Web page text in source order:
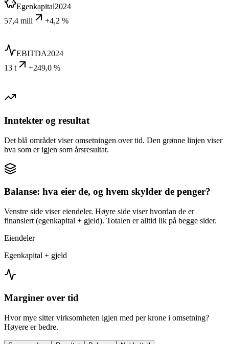
Egenkapital2024
57,4 mill
+4,2 %
EBITDA2024
13 t
+249,0 %
Inntekter og resultat
Det blå området viser omsetningen over tid. Den grønne linjen viser
hva som er igjen som årsresultat.
Balanse: hva eier de, og hvem skylder de penger?
Venstre side viser eiendeler. Høyre side viser hvordan de er
finansiert (egenkapital + gjeld). Totalen er alltid lik på begge sider.
Eiendeler
Egenkapital + gjeld
Marginer over tid
Hvor mye sitter virksomheten igjen med per krone i omsetning?
Høyere er bedre.